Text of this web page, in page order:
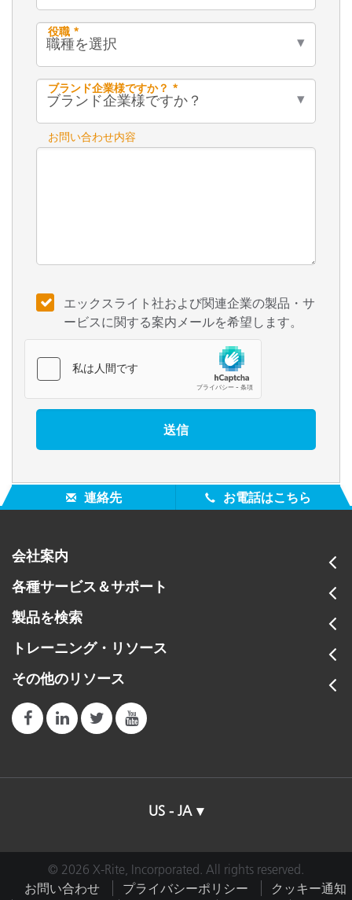
役職 *
ブランド企業様ですか？ *
お問い合わせ内容
エックスライト社および関連企業の製品・サ
ービスに関する案内メールを希望します。
連絡先 お電話はこちら
会社案内
各種サービス＆サポート
製品を検索
トレーニング・リソース
その他のリソース
US - JA
© 2026 X-Rite, Incorporated. All rights reserved.
お問い合わせ
プライバシーポリシー
クッキー通知